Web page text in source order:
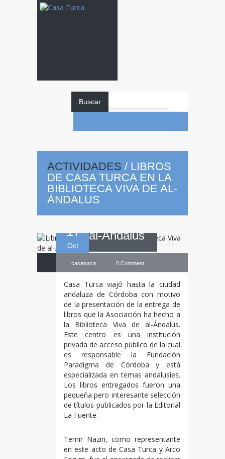
Buscar
ACTIVIDADES / LIBROS
DE CASA TURCA EN LA
BIBLIOTECA VIVA DE AL-
ÁNDALUS
17
Oct
Librosde Casa
Turca en la
Biblioteca Viva de
al-Ándalus
casaturca 0 Comment
Casa Turca viajó hasta la ciudad
andaluza de Córdoba con motivo
de la presentación de la entrega de
libros que la Asociación ha hecho a
la Biblioteca Viva de al-Ándalus.
Este centro es una institución
privada de acceso público de la cual
es responsable la Fundación
Paradigma de Córdoba y está
especializada en temas andalusíes.
Los libros entregados fueron una
pequeña pero interesante selección
de títulos publicados por la Editorial
La Fuente.
Temir Naziri, como representante
en este acto de Casa Turca y Arco